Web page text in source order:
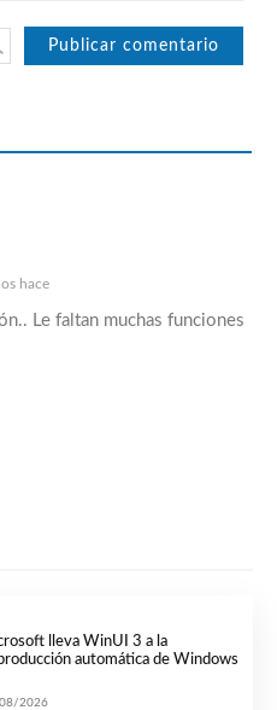
hace
Le faltan muchas funciones
lleva WinUI 3 a la
automática de Windows
2026